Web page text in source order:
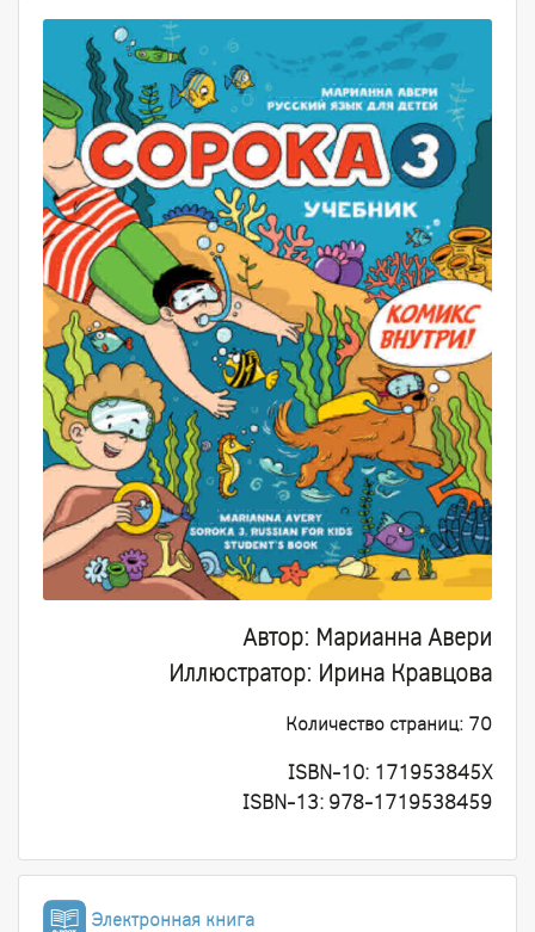
Автор: Марианна Авери
Иллюстратор: Ирина Кравцова
Количество страниц: 70
ISBN-10: 171953845X
ISBN-13: 978-1719538459
Электронная книга